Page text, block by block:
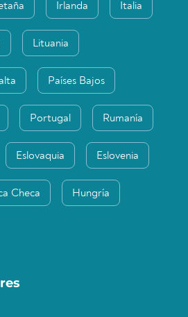
Irlanda Italia
Lituania
Países Bajos
Portugal Rumanía
Eslovaquia Eslovenia
Checa Hungría